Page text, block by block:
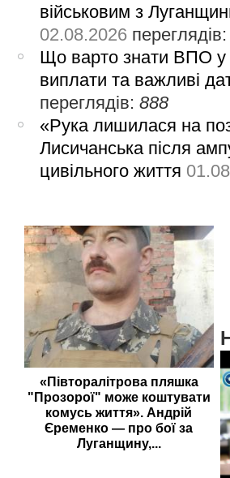
військовим з
02.08.2026 переглядів:
Що варто знати ВПО у
виплати та важливі
переглядів:888
«Рука лишилася на
Лисичанська після
цивільного життя
«Півторалітрова пляшка
"Прозорої" може коштувати
комусь життя». Андрій
Єременко — про бої за
Луганщину,...